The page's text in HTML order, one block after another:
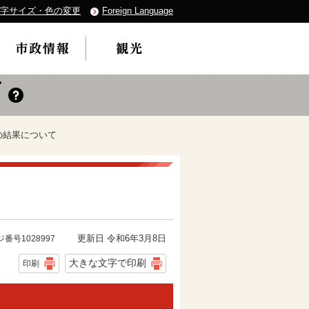
サイズ・色の変更 Foreign Language
果について
番号1028997 更新日 令和6年3月8日
印刷 大きな文字で印刷